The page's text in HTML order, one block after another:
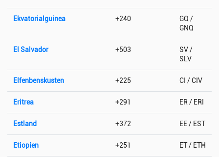
Ekvatorialguinea +240
GQ /
GNQ
El Salvador +503
SV /
SLV
Elfenbenskusten +225 CI / CIV
Eritrea +291 ER / ERI
Estland +372 EE / EST
Etiopien +251 ET / ETH